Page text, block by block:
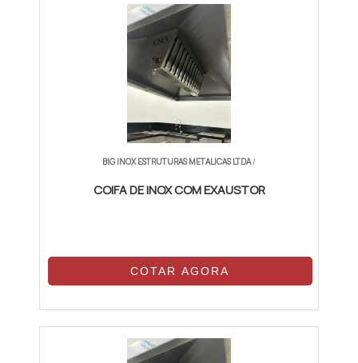
BIG INOX ESTRUTURAS METALICAS LTDA/
COIFA DE INOX COM EXAUSTOR
COTAR AGORA